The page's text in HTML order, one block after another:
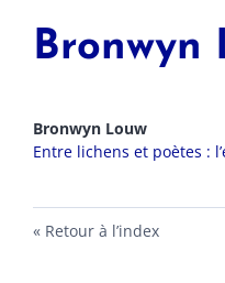
Bronwyn
Bronwyn Louw
Entre lichens et poètes :
Retour à l’index